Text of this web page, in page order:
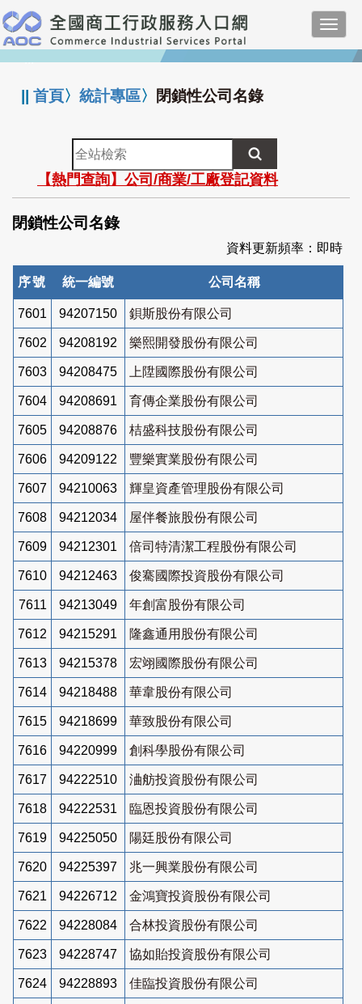
跳
到
主
要
:::
||首頁〉統計專區〉 閉鎖性公司名錄
全
站
檢
索
【熱門查詢】公司/商業/工廠登記資料
閉鎖性公司名錄
資料更新頻率：即時
序號 統一編號 公司名稱
7601 94207150 鋇斯股份有限公司
7602 94208192 樂熙開發股份有限公司
7603 94208475 上陞國際股份有限公司
7604 94208691 育傳企業股份有限公司
7605 94208876 桔盛科技股份有限公司
7606 94209122 豐樂實業股份有限公司
7607 94210063 輝皇資產管理股份有限公司
7608 94212034 屋伴餐旅股份有限公司
7609 94212301 倍司特清潔工程股份有限公司
7610 94212463 俊騫國際投資股份有限公司
7611 94213049 年創富股份有限公司
7612 94215291 隆鑫通用股份有限公司
7613 94215378 宏翊國際股份有限公司
7614 94218488 華韋股份有限公司
7615 94218699 華致股份有限公司
7616 94220999 創科學股份有限公司
7617 94222510 浀舫投資股份有限公司
7618 94222531 臨恩投資股份有限公司
7619 94225050 陽廷股份有限公司
7620 94225397 兆一興業股份有限公司
7621 94226712 金鴻寶投資股份有限公司
7622 94228084 合林投資股份有限公司
7623 94228747 協如貽投資股份有限公司
7624 94228893 佳臨投資股份有限公司